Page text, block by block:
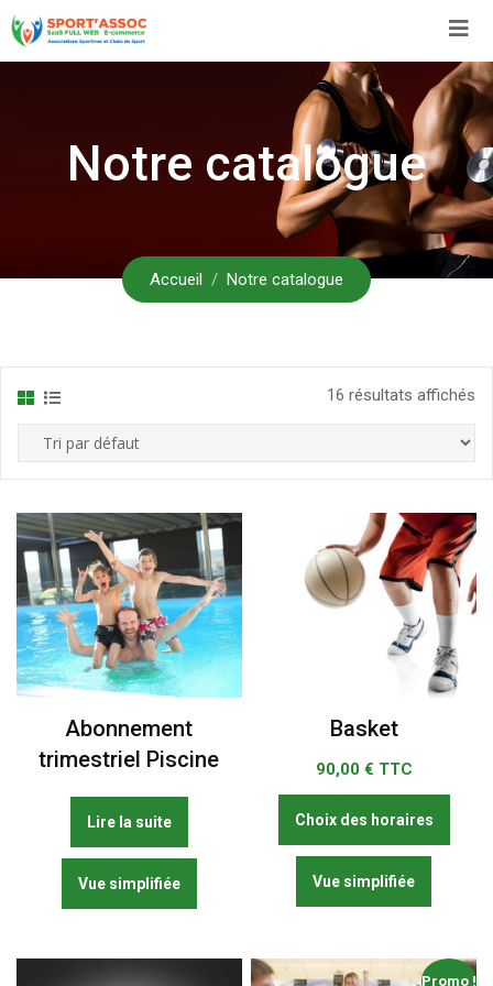
Aller
au
Notre catalogue
Accueil Notre catalogue
16 résultats affichés
Abonnement
trimestriel Piscine
Lire la suite
Vue simplifiée
Basket
90,00 € TTC
Choix des horaires
Ce
Vue simplifiée
Promo !